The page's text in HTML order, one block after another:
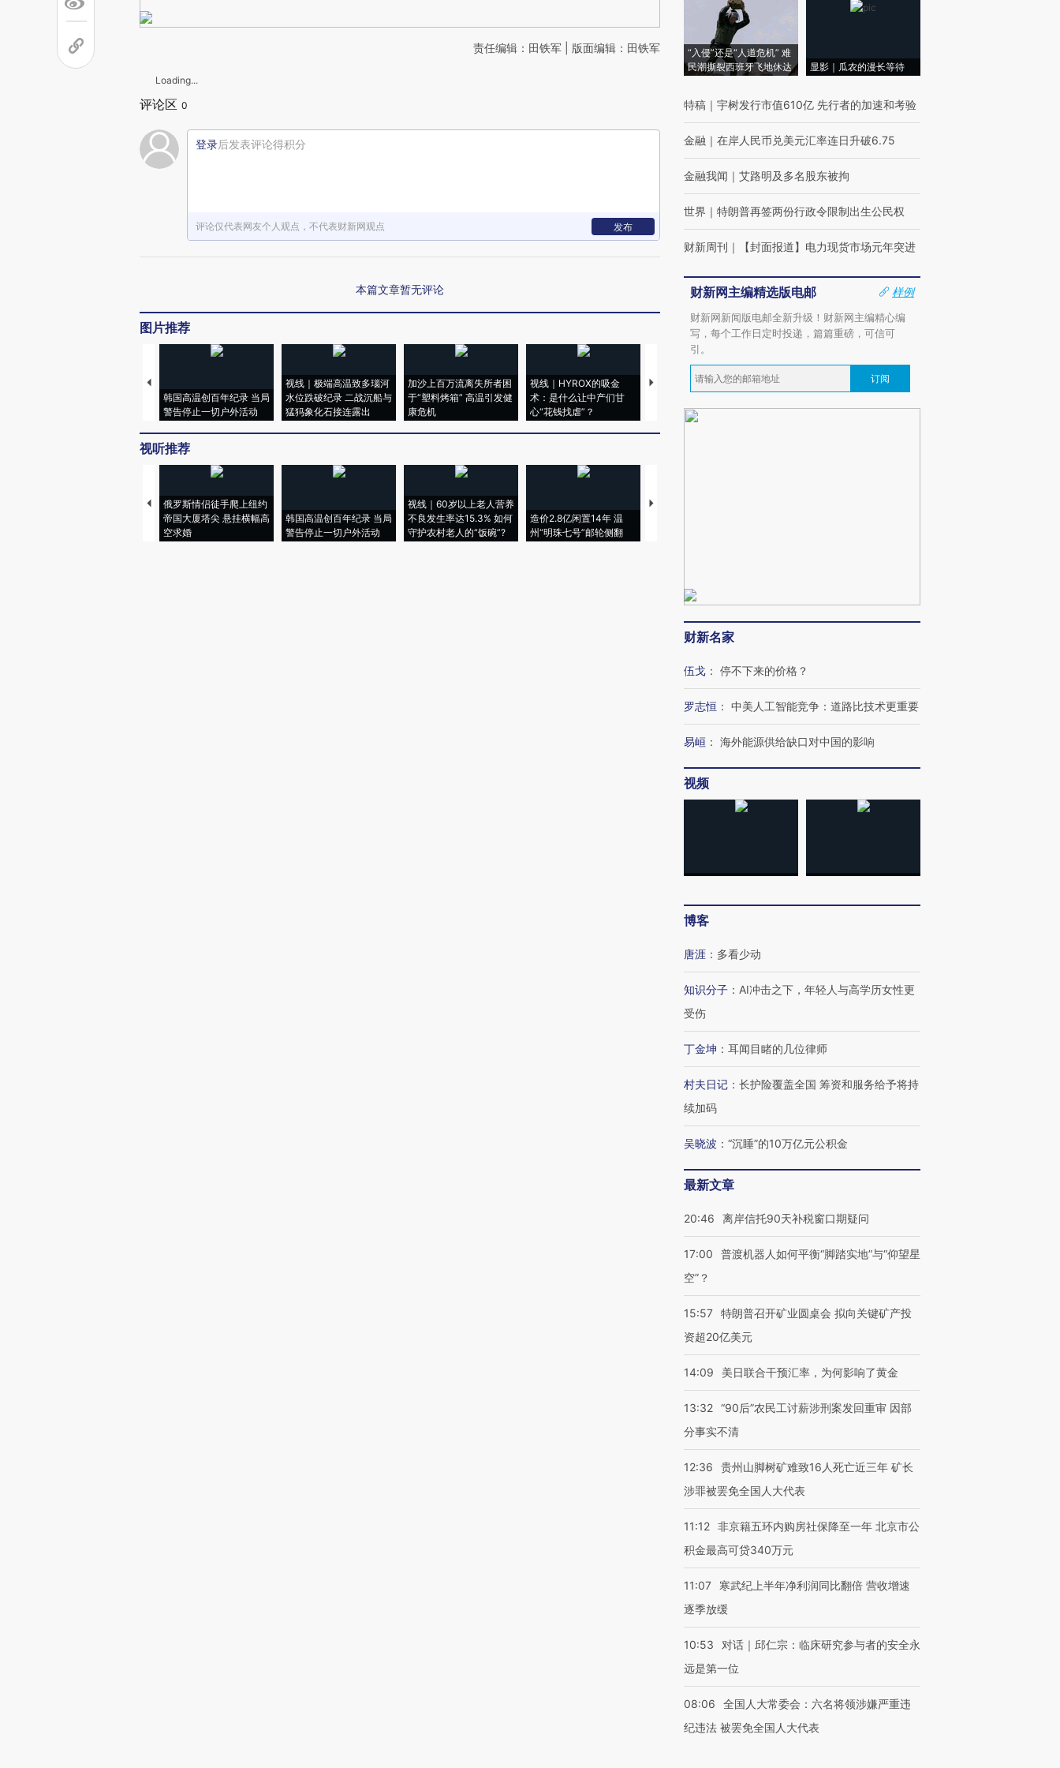
责任编辑：田铁军 | 版面编辑：田铁军
Loading...
评论区 0
登录后发表评论得积分
评论仅代表网友个人观点，不代表财新网观点 发布
本篇文章暂无评论
图片推荐
韩国高温创百年纪录 当局
警告停止一切户外活动
视线｜极端高温致多瑙河
水位跌破纪录 二战沉船与
猛犸象化石接连露出
加沙上百万流离失所者困
于“塑料烤箱” 高温引发健
康危机
视线｜HYROX的吸金
术：是什么让中产们甘
心“花钱找虐”？
马航飞行员跨国走私7万
视线｜被称为“蟑螂”的印
育部长拱下台
飞地休达
视听推荐
俄罗斯情侣徒手爬上纽约
帝国大厦塔尖 悬挂横幅高
空求婚
韩国高温创百年纪录 当局
警告停止一切户外活动
视线｜60岁以上老人营养
不良发生率达15.3% 如何
守护农村老人的“饭碗”?
造价2.8亿闲置14年 温
州“明珠七号”邮轮侧翻
特朗普出席葬礼疑似打瞌
“入侵”还是“人道危机” 难
民潮撕裂西班牙飞地休达
显影｜瓜农的漫长等待
特稿 ｜ 宇树发行市值610亿 先行者的加速和考验
金融 ｜ 在岸人民币兑美元汇率连日升破6.75
金融我闻 ｜ 艾路明及多名股东被拘
世界 ｜ 特朗普再签两份行政令限制出生公民权
财新周刊 ｜ 【封面报道】电力现货市场元年突进
财新网主编精选版电邮
样例
财新网新闻版电邮全新升级！财新网主编精心编
写，每个工作日定时投递，篇篇重磅，可信可
引。
订阅
财新名家
伍戈 ： 停不下来的价格？
罗志恒 ： 中美人工智能竞争：道路比技术更重要
易峘 ： 海外能源供给缺口对中国的影响
视频
博客
唐涯 ： 多看少动
知识分子 ： AI冲击之下，年轻人与高学历女性更
受伤
丁金坤 ： 耳闻目睹的几位律师
村夫日记 ： 长护险覆盖全国 筹资和服务给予将持
续加码
吴晓波 ： “沉睡”的10万亿元公积金
最新文章
20:46 离岸信托90天补税窗口期疑问
17:00
普渡机器人如何平衡“脚踏实地”与“仰望星
空”？
15:57 特朗普召开矿业圆桌会 拟向关键矿产投
资超20亿美元
14:09 美日联合干预汇率，为何影响了黄金
13:32 “90后”农民工讨薪涉刑案发回重审 因部
分事实不清
12:36
贵州山脚树矿难致16人死亡近三年 矿长
涉罪被罢免全国人大代表
11:12 非京籍五环内购房社保降至一年 北京市公
积金最高可贷340万元
11:07
寒武纪上半年净利润同比翻倍 营收增速
逐季放缓
10:53
对话｜邱仁宗：临床研究参与者的安全永
远是第一位
08:06
全国人大常委会：六名将领涉嫌严重违
纪违法 被罢免全国人大代表